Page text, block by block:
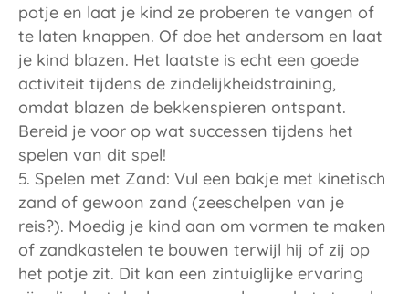
potje en laat je kind ze proberen te vangen of
te laten knappen. Of doe het andersom en laat
je kind blazen. Het laatste is echt een goede
activiteit tijdens de zindelijkheidstraining,
omdat blazen de bekkenspieren ontspant.
Bereid je voor op wat successen tijdens het
spelen van dit spel!
Spelen met Zand: Vul een bakje met kinetisch
zand of gewoon zand (zeeschelpen van je
reis?). Moedig je kind aan om vormen te maken
of zandkastelen te bouwen terwijl hij of zij op
het potje zit. Dit kan een zintuiglijke ervaring